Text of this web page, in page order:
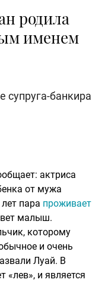
родила
именем
супруга-банкира
актриса
от мужа
пара проживает
малыш.
которому
и очень
Луай. В
«лев», и является